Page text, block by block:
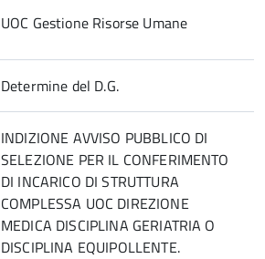
UOC Gestione Risorse Umane
Determine del D.G.
INDIZIONE AVVISO PUBBLICO DI
SELEZIONE PER IL CONFERIMENTO
DI INCARICO DI STRUTTURA
COMPLESSA UOC DIREZIONE
MEDICA DISCIPLINA GERIATRIA O
DISCIPLINA EQUIPOLLENTE.